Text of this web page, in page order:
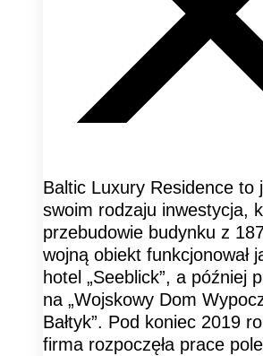
Baltic Luxury Residence to
swoim rodzaju inwestycja,
przebudowie budynku z
wojną obiekt funkcjonował
hotel „Seeblick”, a później
na „Wojskowy Dom
Bałtyk”. Pod koniec 2019
firma rozpoczęła prace